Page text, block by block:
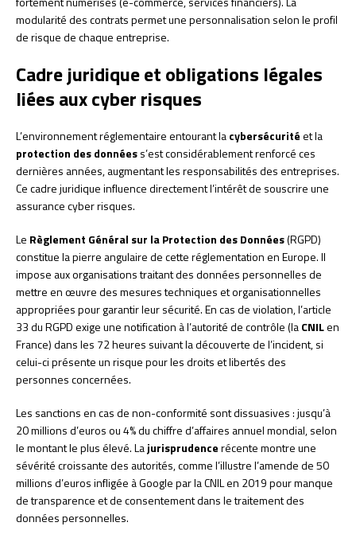
modularité des contrats permet une personnalisation selon le profil
de risque de chaque entreprise.
Cadre juridique et obligations légales
liées aux cyber risques
L’environnement réglementaire entourant lacybersécuritéet la
protection des donnéess’est considérablement renforcé ces
dernières années, augmentant les responsabilités des entreprises.
Ce cadre juridique influence directement l’intérêt de souscrire une
assurance cyber risques.
Le Règlement Général sur la Protection des Données(RGPD)
constitue la pierre angulaire de cette réglementation en Europe. Il
impose aux organisations traitant des données personnelles de
mettre en œuvre des mesures techniques et organisationnelles
appropriées pour garantir leur sécurité. En cas de violation, l’article
33 du RGPD exige une notification à l’autorité de contrôle (laCNILen
France) dans les 72 heures suivant la découverte de l’incident, si
celui-ci présente un risque pour les droits et libertés des
personnes concernées.
Les sanctions en cas de non-conformité sont dissuasives : jusqu’à
20 millions d’euros ou 4% du chiffre d’affaires annuel mondial, selon
le montant le plus élevé. Lajurisprudencerécente montre une
sévérité croissante des autorités, comme l’illustre l’amende de 50
millions d’euros infligée à Google par la CNIL en 2019 pour manque
de transparence et de consentement dans le traitement des
données personnelles.